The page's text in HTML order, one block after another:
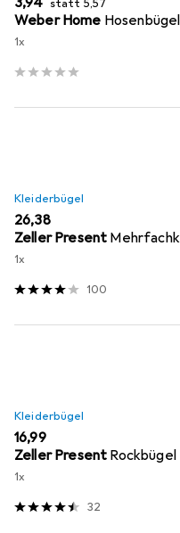
statt 5,57
Weber Home Hosenbügel
1x
Kleiderbügel
EUR
26,38
Zeller Present
1x
100
Kleiderbügel
EUR
16,99
Zeller Present Rockbügel
1x
32